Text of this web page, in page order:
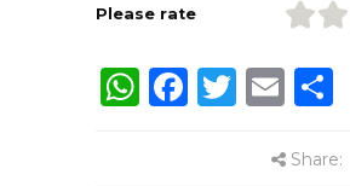
Please rate
WhatsApp
Facebook
Twitter
Share: